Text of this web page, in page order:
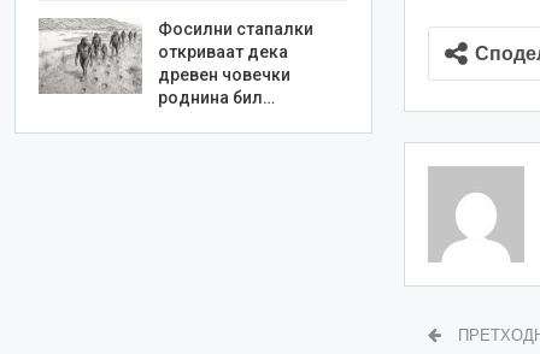
Фосилни стапалки
откриваат дека
древен човечки
роднина бил…